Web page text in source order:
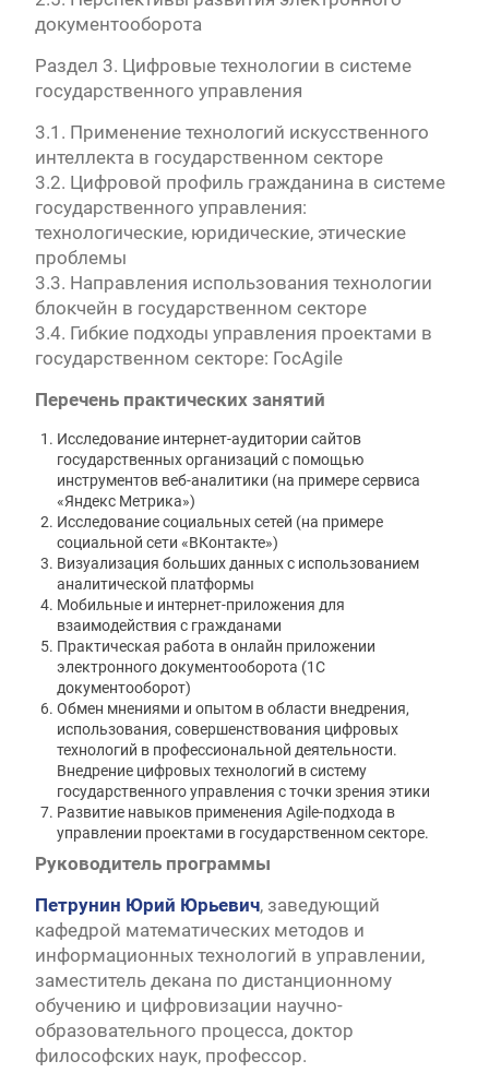
документооборота
Раздел 3. Цифровые технологии в системе
государственного управления
3.1. Применение технологий искусственного
интеллекта в государственном секторе
3.2. Цифровой профиль гражданина в системе
государственного управления:
технологические, юридические, этические
проблемы
3.3. Направления использования технологии
блокчейн в государственном секторе
3.4. Гибкие подходы управления проектами в
государственном секторе: ГосAgile
Перечень практических занятий
Исследование интернет-аудитории сайтов
государственных организаций с помощью
инструментов веб-аналитики (на примере сервиса
«Яндекс Метрика»)
Исследование социальных сетей (на примере
социальной сети «ВКонтакте»)
Визуализация больших данных с использованием
аналитической платформы
Мобильные и интернет-приложения для
взаимодействия с гражданами
Практическая работа в онлайн приложении
электронного документооборота (1С
документооборот)
Обмен мнениями и опытом в области внедрения,
использования, совершенствования цифровых
технологий в профессиональной деятельности.
Внедрение цифровых технологий в систему
государственного управления с точки зрения этики
Развитие навыков применения Agile-подхода в
управлении проектами в государственном секторе.
Руководитель программы
Петрунин Юрий Юрьевич, заведующий
кафедрой математических методов и
информационных технологий в управлении,
заместитель декана по дистанционному
обучению и цифровизации научно-
образовательного процесса, доктор
философских наук, профессор.